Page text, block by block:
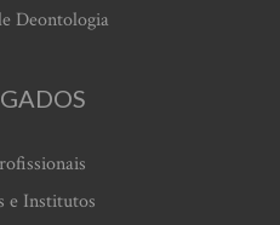
Deontologia
e Institutos